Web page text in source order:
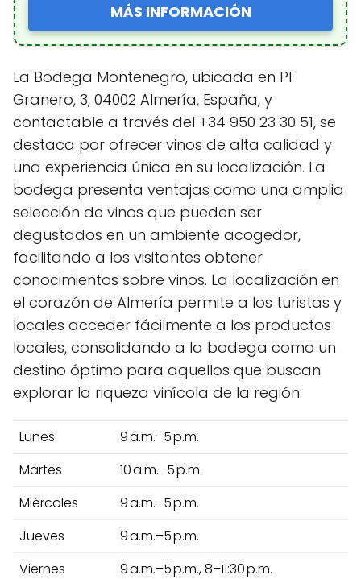
MÁS INFORMACIÓN
La Bodega Montenegro, ubicada en Pl.
Granero, 3, 04002 Almería, España, y
contactable a través del +34 950 23 30 51, se
destaca por ofrecer vinos de alta calidad y
una experiencia única en su localización. La
bodega presenta ventajas como una amplia
selección de vinos que pueden ser
degustados en un ambiente acogedor,
facilitando a los visitantes obtener
conocimientos sobre vinos. La localización en
el corazón de Almería permite a los turistas y
locales acceder fácilmente a los productos
locales, consolidando a la bodega como un
destino óptimo para aquellos que buscan
explorar la riqueza vinícola de la región.
Lunes
9 a.m.–5 p.m.
Martes
10 a.m.–5 p.m.
Miércoles
9 a.m.–5 p.m.
Jueves
9 a.m.–5 p.m.
Viernes
9 a.m.–5 p.m., 8–11:30 p.m.